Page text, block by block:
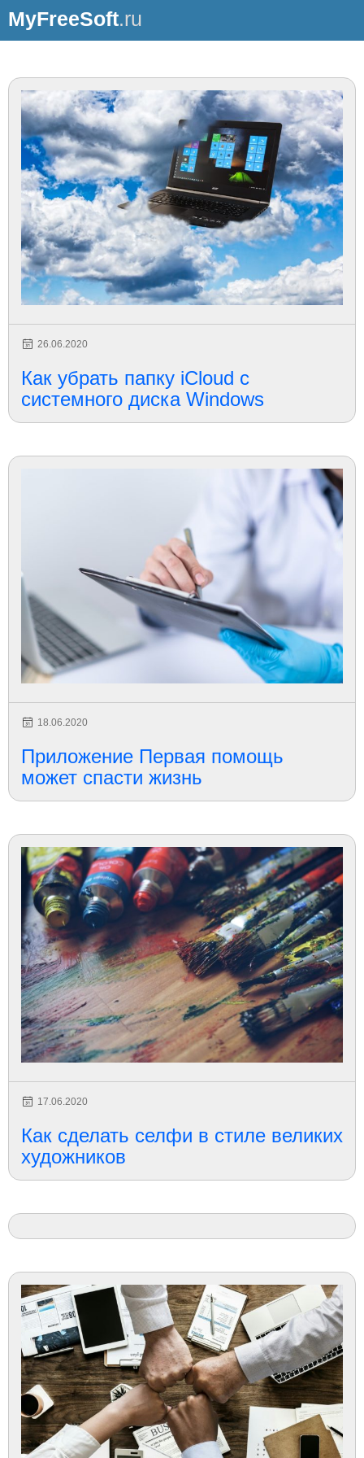
MyFreeSoft.ru
26.06.2020
Как убрать папку iCloud с
системного диска Windows
18.06.2020
Приложение Первая помощь
может спасти жизнь
17.06.2020
Как сделать селфи в стиле великих
художников